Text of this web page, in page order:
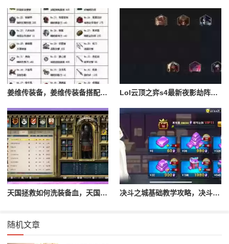
姜维传装备，姜维传装备搭配一览表最新 Lol云顶之弈s4最新夜影劫阵容搭配，云顶之奕夜影劫阵容
天国拯救如何洗装备血，天国拯救怎么洗衣服 决斗之城基础教学攻略，决斗之城教学攻略2111
随机文章